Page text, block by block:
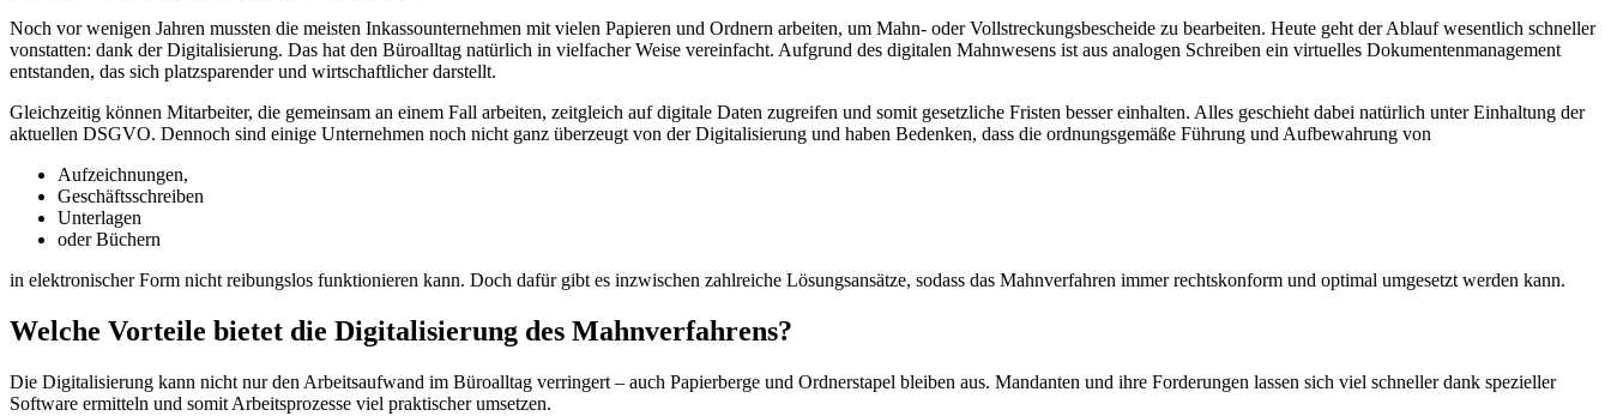
Noch vor wenigen Jahren mussten die meisten Inkassounternehmen mit vielen Papieren und Ordnern arbeiten, um Mahn- oder Vollstreckungsbescheide zu bearbeiten. Heute geht der Ablauf wesentlich schneller
vonstatten: dank der Digitalisierung. Das hat den Büroalltag natürlich in vielfacher Weise vereinfacht. Aufgrund des digitalen Mahnwesens ist aus analogen Schreiben ein virtuelles Dokumentenmanagement
entstanden, das sich platzsparender und wirtschaftlicher darstellt.
Gleichzeitig können Mitarbeiter, die gemeinsam an einem Fall arbeiten, zeitgleich auf digitale Daten zugreifen und somit gesetzliche Fristen besser einhalten. Alles geschieht dabei natürlich unter Einhaltung der
aktuellen DSGVO. Dennoch sind einige Unternehmen noch nicht ganz überzeugt von der Digitalisierung und haben Bedenken, dass die ordnungsgemäße Führung und Aufbewahrung von
Aufzeichnungen,
Geschäftsschreiben
Unterlagen
oder Büchern
in elektronischer Form nicht reibungslos funktionieren kann. Doch dafür gibt es inzwischen zahlreiche Lösungsansätze, sodass das Mahnverfahren immer rechtskonform und optimal umgesetzt werden kann.
Welche Vorteile bietet die Digitalisierung des Mahnverfahrens?
Die Digitalisierung kann nicht nur den Arbeitsaufwand im Büroalltag verringert – auch Papierberge und Ordnerstapel bleiben aus. Mandanten und ihre Forderungen lassen sich viel schneller dank spezieller
Software ermitteln und somit Arbeitsprozesse viel praktischer umsetzen.